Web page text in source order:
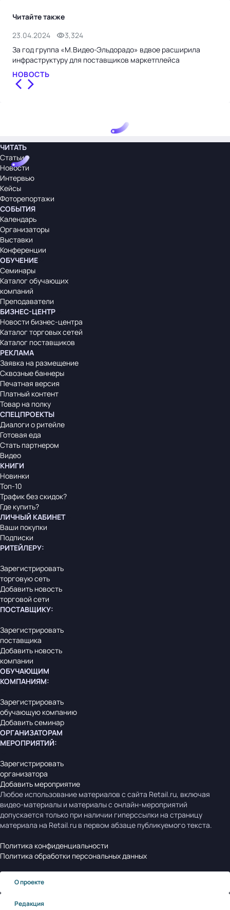
Читайте также
23.04.2024
3,324
За год группа «М.Видео-Эльдорадо» вдвое расширила
инфраструктуру для поставщиков маркетплейса
НОВОСТЬ
ЧИТАТЬ
Статьи
Новости
Интервью
Кейсы
Фоторепортажи
СОБЫТИЯ
Календарь
Организаторы
Выставки
Конференции
ОБУЧЕНИЕ
Семинары
Каталог обучающих
компаний
Преподаватели
БИЗНЕС-ЦЕНТР
Новости бизнес-центра
Каталог торговых сетей
Каталог поставщиков
РЕКЛАМА
Заявка на размещение
Сквозные баннеры
Печатная версия
Платный контент
Товар на полку
СПЕЦПРОЕКТЫ
Диалоги о ритейле
Готовая еда
Стать партнером
Видео
КНИГИ
Новинки
Топ-10
Трафик без скидок?
Где купить?
ЛИЧНЫЙ КАБИНЕТ
Ваши покупки
Подписки
РИТЕЙЛЕРУ:
Зарегистрировать
торговую сеть
Добавить новость
торговой сети
ПОСТАВЩИКУ:
Зарегистрировать
поставщика
Добавить новость
компании
ОБУЧАЮЩИМ
КОМПАНИЯМ:
Зарегистрировать
обучающую компанию
Добавить семинар
ОРГАНИЗАТОРАМ
МЕРОПРИЯТИЙ:
Зарегистрировать
организатора
Добавить мероприятие
Любое использование материалов с сайта Retail.ru, включая
видео-материалы и материалы с онлайн-мероприятий
допускается только при наличии гиперссылки на страницу
материала на Retail.ru в первом абзаце публикуемого текста.
Политика конфиденциальности
Политика обработки персональных данных
О проекте
Редакция